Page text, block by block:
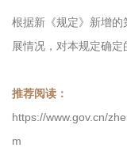
根据新《规定》新增
展情况，对本规定确定
推荐阅读：
https://www.gov.cn/
m